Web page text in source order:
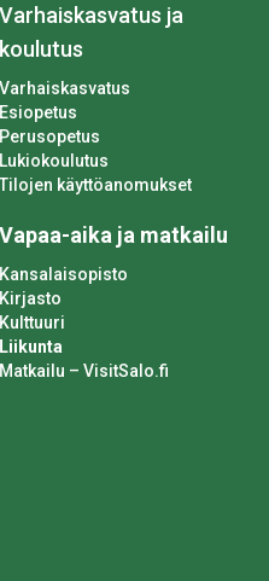
Varhaiskasvatus ja
koulutus
Varhaiskasvatus
Esiopetus
Perusopetus
Lukiokoulutus
Tilojen käyttöanomukset
Vapaa-aika ja matkailu
Kansalaisopisto
Kirjasto
Kulttuuri
Liikunta
Matkailu – VisitSalo.fi